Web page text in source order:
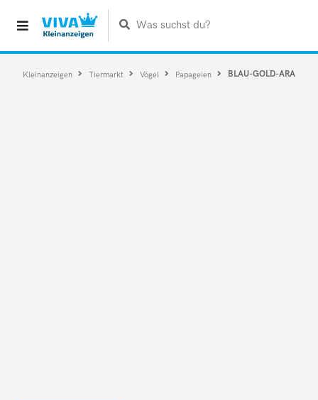
Was suchst du?
Kleinanzeigen Tiermarkt Vögel Papageien BLAU-GOLD-ARA